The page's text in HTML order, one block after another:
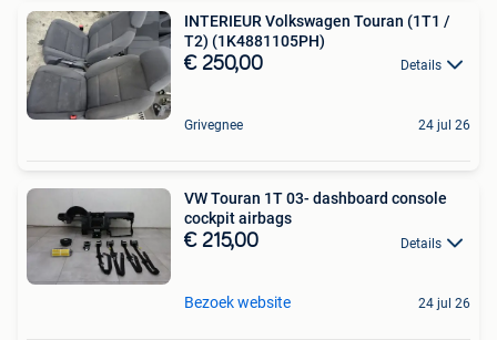
INTERIEUR Volkswagen Touran (1T1 /
T2) (1K4881105PH)
€ 250,00 Details
Grivegnee 24 jul 26
VW Touran 1T 03- dashboard console
cockpit airbags
€ 215,00 Details
Bezoek website 24 jul 26